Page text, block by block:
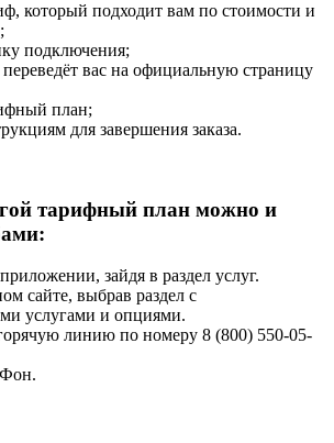
который подходит вам по стоимости и
подключения;
переведёт вас на официальную страницу
план;
для завершения заказа.
тарифный план можно и
зайдя в раздел услуг.
сайте, выбрав раздел с
услугами и опциями.
линию по номеру 8 (800) 550-05-